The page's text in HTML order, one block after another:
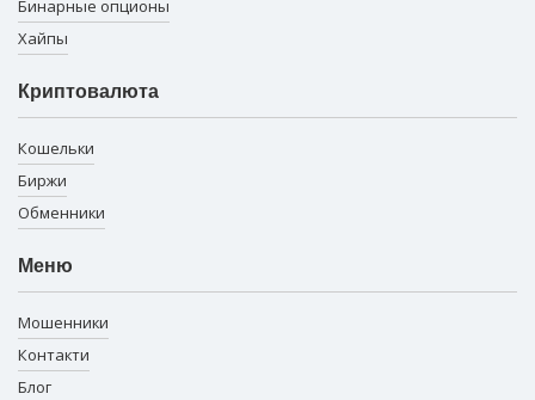
Бинарные опционы
Хайпы
Криптовалюта
Кошельки
Биржи
Обменники
Меню
Мошенники
Контакти
Блог